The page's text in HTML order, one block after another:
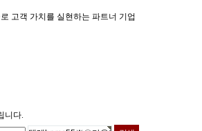
고객 가치를 실현하는 파트너 기업
니다.